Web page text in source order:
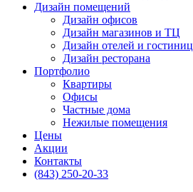
Дизайн помещений
Дизайн офисов
Дизайн магазинов и ТЦ
Дизайн отелей и гостиниц
Дизайн ресторана
Портфолио
Квартиры
Офисы
Частные дома
Нежилые помещения
Цены
Акции
Контакты
(843) 250-20-33